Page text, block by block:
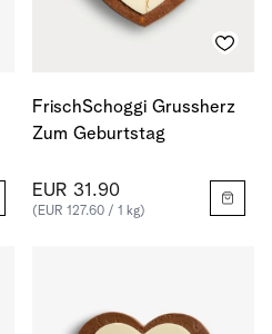
FrischSchoggi Grussherz
Zum Geburtstag
EUR 31.90
(EUR 127.60 / 1 kg)